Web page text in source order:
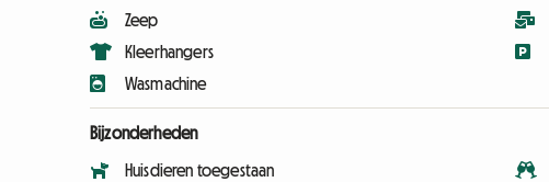
Zeep
Kleerhangers
Wasmachine
Bijzonderheden
Huisdieren toegestaan